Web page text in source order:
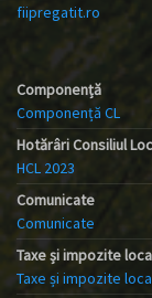
fiipregatit.ro
Componență
Componență CL
Hotărâri Consiliul
HCL 2023
Comunicate
Comunicate
Taxe și impozite
Taxe și impozite